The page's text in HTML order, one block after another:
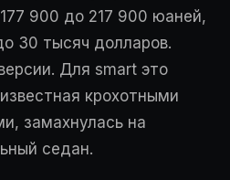
900 до 217 900 юаней,
30 тысяч долларов.
Для smart это
крохотными
замахнулась на
седан.